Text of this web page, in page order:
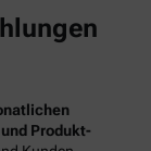
Produkt-